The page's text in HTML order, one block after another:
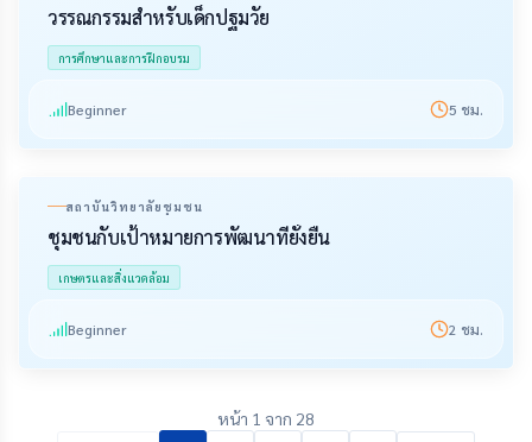
วรรณกรรมสำหรับเด็กปฐมวัย
การศึกษาและการฝึกอบรม
Beginner 5 ชม.
สถาบันวิทยาลัยชุมชน
ชุมชนกับเป้าหมายการพัฒนาที่ยั่งยืน
เกษตรและสิ่งแวดล้อม
Beginner 2 ชม.
หน้า 1 จาก 28